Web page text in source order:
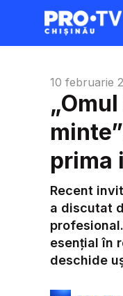
10 februarie
prima
Recent
a discutat
esențial în
deschide